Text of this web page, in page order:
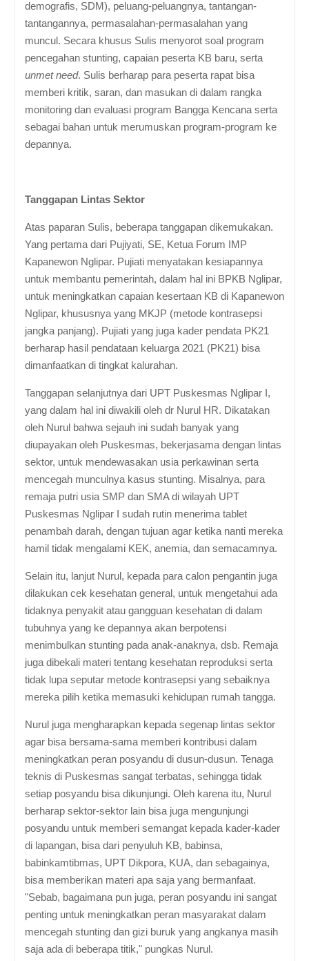
demografis, SDM), peluang-peluangnya, tantangan-
tantangannya, permasalahan-permasalahan yang
muncul. Secara khusus Sulis menyorot soal program
pencegahan stunting, capaian peserta KB baru, serta
unmet need. Sulis berharap para peserta rapat bisa
memberi kritik, saran, dan masukan di dalam rangka
monitoring dan evaluasi program Bangga Kencana serta
sebagai bahan untuk merumuskan program-program ke
depannya.
Tanggapan Lintas Sektor
Atas paparan Sulis, beberapa tanggapan dikemukakan.
Yang pertama dari Pujiyati, SE, Ketua Forum IMP
Kapanewon Nglipar. Pujiati menyatakan kesiapannya
untuk membantu pemerintah, dalam hal ini BPKB Nglipar,
untuk meningkatkan capaian kesertaan KB di Kapanewon
Nglipar, khususnya yang MKJP (metode kontrasepsi
jangka panjang). Pujiati yang juga kader pendata PK21
berharap hasil pendataan keluarga 2021 (PK21) bisa
dimanfaatkan di tingkat kalurahan.
Tanggapan selanjutnya dari UPT Puskesmas Nglipar I,
yang dalam hal ini diwakili oleh dr Nurul HR. Dikatakan
oleh Nurul bahwa sejauh ini sudah banyak yang
diupayakan oleh Puskesmas, bekerjasama dengan lintas
sektor, untuk mendewasakan usia perkawinan serta
mencegah munculnya kasus stunting. Misalnya, para
remaja putri usia SMP dan SMA di wilayah UPT
Puskesmas Nglipar I sudah rutin menerima tablet
penambah darah, dengan tujuan agar ketika nanti mereka
hamil tidak mengalami KEK, anemia, dan semacamnya.
Selain itu, lanjut Nurul, kepada para calon pengantin juga
dilakukan cek kesehatan general, untuk mengetahui ada
tidaknya penyakit atau gangguan kesehatan di dalam
tubuhnya yang ke depannya akan berpotensi
menimbulkan stunting pada anak-anaknya, dsb. Remaja
juga dibekali materi tentang kesehatan reproduksi serta
tidak lupa seputar metode kontrasepsi yang sebaiknya
mereka pilih ketika memasuki kehidupan rumah tangga.
Nurul juga mengharapkan kepada segenap lintas sektor
agar bisa bersama-sama memberi kontribusi dalam
meningkatkan peran posyandu di dusun-dusun. Tenaga
teknis di Puskesmas sangat terbatas, sehingga tidak
setiap posyandu bisa dikunjungi. Oleh karena itu, Nurul
berharap sektor-sektor lain bisa juga mengunjungi
posyandu untuk memberi semangat kepada kader-kader
di lapangan, bisa dari penyuluh KB, babinsa,
babinkamtibmas, UPT Dikpora, KUA, dan sebagainya,
bisa memberikan materi apa saja yang bermanfaat.
"Sebab, bagaimana pun juga, peran posyandu ini sangat
penting untuk meningkatkan peran masyarakat dalam
mencegah stunting dan gizi buruk yang angkanya masih
saja ada di beberapa titik," pungkas Nurul.